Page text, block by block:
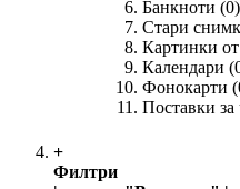
Банкноти (0)
Стари
Картинки
Календари
Фонокарти
Поставки
+
Филтри